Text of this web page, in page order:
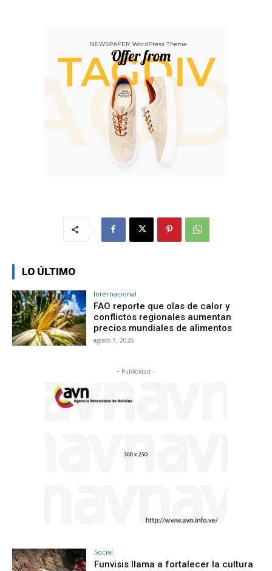
LO ÚLTIMO
Internacional
FAO reporte que olas de calor y
conflictos regionales aumentan
precios mundiales de alimentos
agosto 7, 2026
- Publicidad -
Social
Funvisis llama a fortalecer la cultura